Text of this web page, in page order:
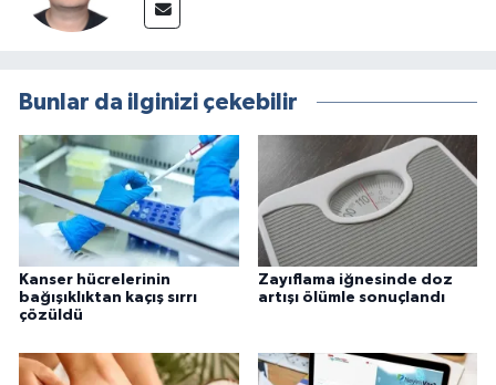
Bunlar da ilginizi çekebilir
Kanser hücrelerinin
bağışıklıktan kaçış sırrı
çözüldü
Zayıflama iğnesinde doz
artışı ölümle sonuçlandı